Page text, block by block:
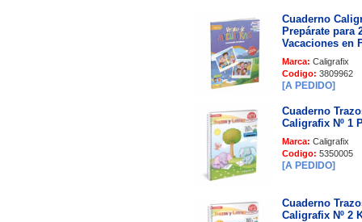
Cuaderno
Prepárate para
Vacaciones en
Marca: Caligrafix
Codigo: 3809962
[A PEDIDO]
Cuaderno
Caligrafix Nº 1
Marca: Caligrafix
Codigo: 5350005
[A PEDIDO]
Cuaderno
Caligrafix Nº 2